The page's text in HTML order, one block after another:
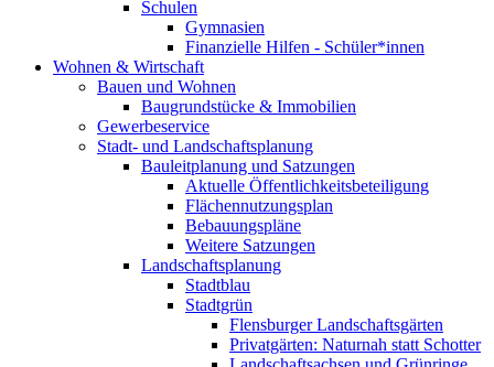
Schulen
Gymnasien
Finanzielle Hilfen - Schüler*innen
Wohnen & Wirtschaft
Bauen und Wohnen
Baugrundstücke & Immobilien
Gewerbeservice
Stadt- und Landschaftsplanung
Bauleitplanung und Satzungen
Aktuelle Öffentlichkeitsbeteiligung
Flächennutzungsplan
Bebauungspläne
Weitere Satzungen
Landschaftsplanung
Stadtblau
Stadtgrün
Flensburger Landschaftsgärten
Privatgärten: Naturnah statt Schotter